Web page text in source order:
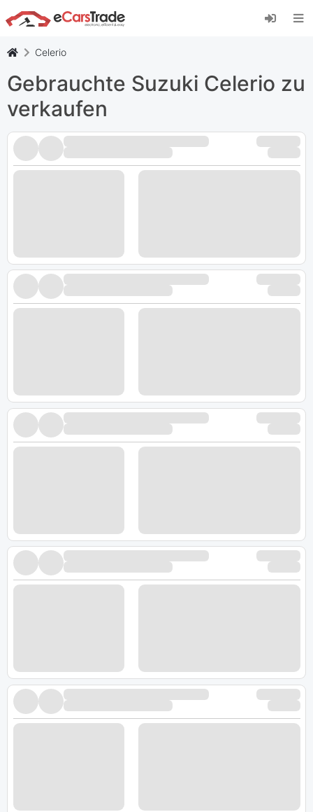
Installieren Sie die eCarsTrade-App, fügen Sie
sie zu Ihrem Startbildschirm hinzu und erhalten
Celerio
Gebrauchte Suzuki Celerio zu
verkaufen